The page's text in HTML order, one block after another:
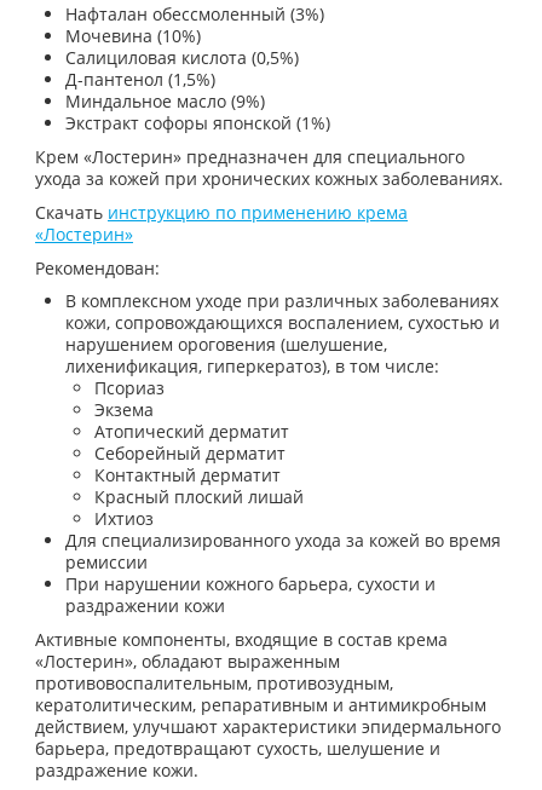
Нафталан обессмоленный (3%)
Мочевина (10%)
Салициловая кислота (0,5%)
Д-пантенол (1,5%)
Миндальное масло (9%)
Экстракт софоры японской (1%)
Крем «Лостерин» предназначен для специального
ухода за кожей при хронических кожных заболеваниях.
Скачать инструкцию по применению крема
«Лостерин»
Рекомендован:
В комплексном уходе при различных заболеваниях
кожи, сопровождающихся воспалением, сухостью и
нарушением ороговения (шелушение,
лихенификация, гиперкератоз), в том числе:
Псориаз
Экзема
Атопический дерматит
Себорейный дерматит
Контактный дерматит
Красный плоский лишай
Ихтиоз
Для специализированного ухода за кожей во время
ремиссии
При нарушении кожного барьера, сухости и
раздражении кожи
Активные компоненты, входящие в состав крема
«Лостерин», обладают выраженным
противовоспалительным, противозудным,
кератолитическим, репаративным и антимикробным
действием, улучшают характеристики эпидермального
барьера, предотвращают сухость, шелушение и
раздражение кожи.